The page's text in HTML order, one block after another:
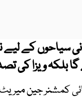
سیاحوں کے لیے
گا بلکہ ویزا
کمشنر جین